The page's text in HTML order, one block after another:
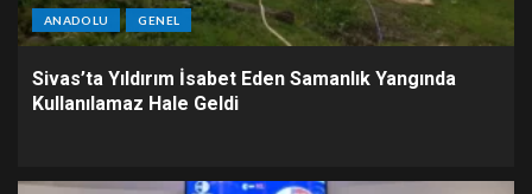
ANADOLU GENEL
Sivas’ta Yıldırım İsabet Eden Samanlık Yangında
Kullanılamaz Hale Geldi